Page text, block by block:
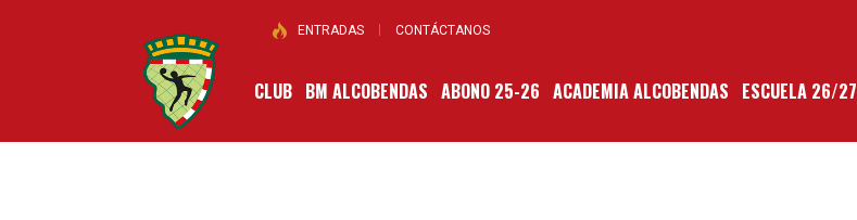
ENTRADAS CONTÁCTANOS
CLUB BM ALCOBENDAS ABONO 25-26 ACADEMIA ALCOBENDAS ESCUELA 26/27